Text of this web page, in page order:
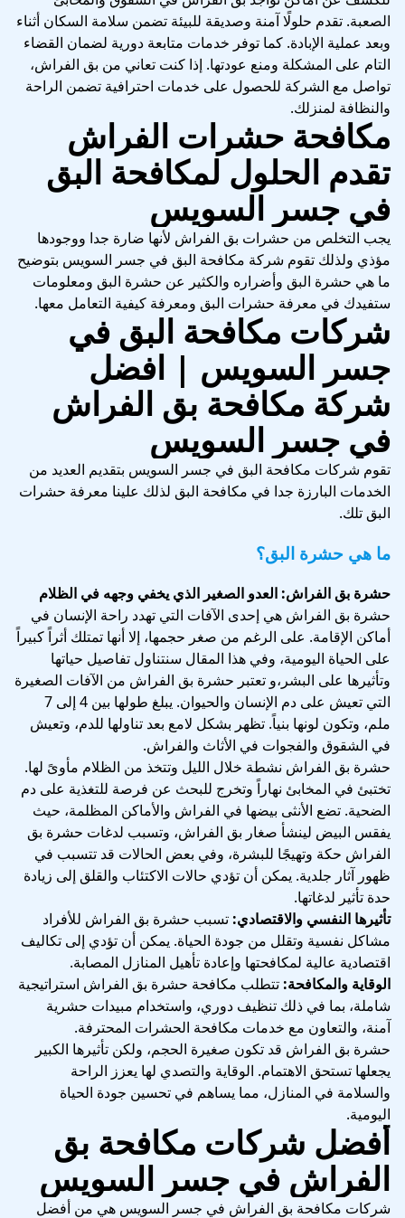
الصعبة. تقدم حلولًا آمنة وصديقة للبيئة تضمن سلامة السكان أثناء
وبعد عملية الإبادة. كما توفر خدمات متابعة دورية لضمان القضاء
التام على المشكلة ومنع عودتها. إذا كنت تعاني من بق الفراش،
تواصل مع الشركة للحصول على خدمات احترافية تضمن الراحة
والنظافة لمنزلك.
مكافحة حشرات الفراش
تقدم الحلول لمكافحة البق
في جسر السويس
يجب التخلص من حشرات بق الفراش لأنها ضارة جدا ووجودها
مؤذي ولذلك تقوم شركة مكافحة البق في جسر السويس بتوضيح
ما هي حشرة البق وأضراره والكثير عن حشرة البق ومعلومات
ستفيدك في معرفة حشرات البق ومعرفة كيفية التعامل معها.
شركات مكافحة البق في
جسر السويس | افضل
شركة مكافحة بق الفراش
في جسر السويس
تقوم شركات مكافحة البق في جسر السويس بتقديم العديد من
الخدمات البارزة جدا في مكافحة البق لذلك علينا معرفة حشرات
البق تلك.
ما هي حشرة البق؟
حشرة بق الفراش: العدو الصغير الذي يخفي وجهه في الظلام
حشرة بق الفراش هي إحدى الآفات التي تهدد راحة الإنسان في
أماكن الإقامة. على الرغم من صغر حجمها، إلا أنها تمتلك أثراً كبيراً
على الحياة اليومية، وفي هذا المقال سنتناول تفاصيل حياتها
وتأثيرها على البشر،و تعتبر حشرة بق الفراش من الآفات الصغيرة
التي تعيش على دم الإنسان والحيوان. يبلغ طولها بين 4 إلى 7
ملم، وتكون لونها بنياً. تظهر بشكل لامع بعد تناولها للدم، وتعيش
في الشقوق والفجوات في الأثاث والفراش.
حشرة بق الفراش نشطة خلال الليل وتتخذ من الظلام مأوىً لها.
تختبئ في المخابئ نهاراً وتخرج للبحث عن فرصة للتغذية على دم
الضحية. تضع الأنثى بيضها في الفراش والأماكن المظلمة، حيث
يفقس البيض لينشأ صغار بق الفراش، وتسبب لدغات حشرة بق
الفراش حكة وتهيجًا للبشرة، وفي بعض الحالات قد تتسبب في
ظهور آثار جلدية. يمكن أن تؤدي حالات الاكتئاب والقلق إلى زيادة
حدة تأثير لدغاتها.
تأثيرها النفسي والاقتصادي: تسبب حشرة بق الفراش للأفراد
مشاكل نفسية وتقلل من جودة الحياة. يمكن أن تؤدي إلى تكاليف
اقتصادية عالية لمكافحتها وإعادة تأهيل المنازل المصابة.
الوقاية والمكافحة: تتطلب مكافحة حشرة بق الفراش استراتيجية
شاملة، بما في ذلك تنظيف دوري، واستخدام مبيدات حشرية
آمنة، والتعاون مع خدمات مكافحة الحشرات المحترفة.
حشرة بق الفراش قد تكون صغيرة الحجم، ولكن تأثيرها الكبير
يجعلها تستحق الاهتمام. الوقاية والتصدي لها يعزز الراحة
والسلامة في المنازل، مما يساهم في تحسين جودة الحياة
اليومية.
أفضل شركات مكافحة بق
الفراش في جسر السويس
شركات مكافحة بق الفراش في جسر السويس هي من أفضل